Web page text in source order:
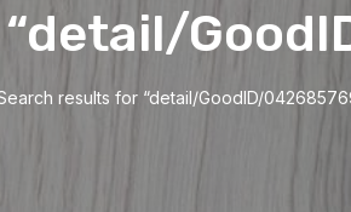
results for “detail/GoodID/